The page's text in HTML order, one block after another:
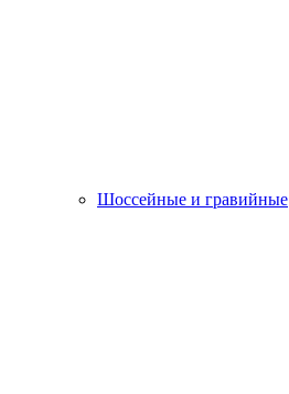
Шоссейные и гравийные